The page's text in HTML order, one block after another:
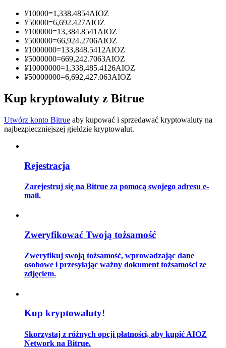
Informacja
Analiza Big Data, w tym informacje handlowe itp.
Przewodnik
Strategie handlowe
Dowiedz się, jak zachować rentowność
¥10000=1,338.4854AIOZ
¥50000=6,692.427AIOZ
¥100000=13,384.8541 AIOZ
¥500000=66,924.2706AIOZ
¥1000000=133,848.5412AIOZ
¥5000000=669,242.7063AIOZ
¥10000000=1,338,485.4126AIOZ
¥50000000=6,692,427.063AIOZ
Kup kryptowaluty z Bitrue
Utwórz konto Bitrue aby kupować i sprzedawać kryptowaluty na
najbezpieczniejszej giełdzie kryptowalut.
Rejestracja
Zarejestruj się na Bitrue za pomocą swojego adresu e-
mail.
Zweryfikować Twoją tożsamość
Zweryfikuj swoją tożsamość, wprowadzając dane
osobowe i przesyłając ważny dokument tożsamości ze
zdjęciem.
Kup kryptowaluty!
Skorzystaj z różnych opcji płatności, aby kupić AIOZ
Network na Bitrue.